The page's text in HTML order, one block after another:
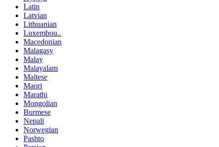
Latin
Latvian
Lithuanian
Luxembou..
Macedonian
Malagasy
Malay
Malayalam
Maltese
Maori
Marathi
Mongolian
Burmese
Nepali
Norwegian
Pashto